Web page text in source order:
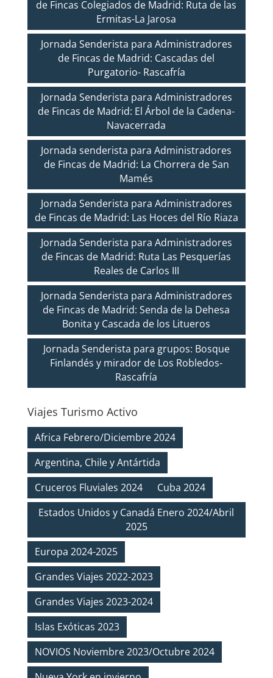
de Fincas Colegiados de Madrid: Ruta de las
Ermitas-La Jarosa
Jornada Senderista para Administradores
de Fincas de Madrid: Cascadas del
Purgatorio- Rascafría
Jornada Senderista para Administradores
de Fincas de Madrid: El Árbol de la Cadena-
Navacerrada
Jornada senderista para Administradores
de Fincas de Madrid: La Chorrera de San
Mamés
Jornada Senderista para Administradores
de Fincas de Madrid: Las Hoces del Río Riaza
Jornada Senderista para Administradores
de Fincas de Madrid: Ruta Las Pesquerías
Reales de Carlos III
Jornada Senderista para Administradores
de Fincas de Madrid: Senda de la Dehesa
Bonita y Cascada de los Litueros
Jornada Senderista para grupos: Bosque
Finlandés y mirador de Los Robledos-
Rascafría
Viajes Turismo Activo
Africa Febrero/Diciembre 2024
Argentina, Chile y Antártida
Cruceros Fluviales 2024
Cuba 2024
Estados Unidos y Canadá Enero 2024/Abril
2025
Europa 2024-2025
Grandes Viajes 2022-2023
Grandes Viajes 2023-2024
Islas Exóticas 2023
NOVIOS Noviembre 2023/Octubre 2024